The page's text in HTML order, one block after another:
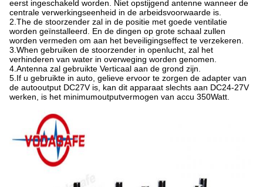
eerst ingeschakeld worden. Niet opstijgend antenne wanneer de
centrale verwerkingseenheid in de arbeidsvoorwaarde is.
2.The de stoorzender zal in de positie met goede ventilatie
worden geïnstalleerd. En de dingen op grote schaal zullen
worden vermeden om aan het beveiligingseffect te verzekeren.
3.When gebruiken de stoorzender in openlucht, zal het
verhinderen van water in overweging worden genomen.
4.Antenna zal gebruikte Verticaal aan de grond zijn.
5.If u gebruikte in auto, gelieve ervoor te zorgen de adapter van
de autooutput DC27V is, kan dit apparaat slechts aan DC24-27V
werken, is het minimumoutputvermogen van accu 350Watt.